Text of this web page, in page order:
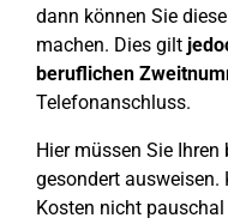
dann können Sie
machen. Dies gilt
beruflichen
Telefonanschluss.
Hier müssen Sie
gesondert ausweisen.
Kosten nicht